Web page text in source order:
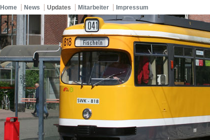
Home News Updates Mitarbeiter Impressum